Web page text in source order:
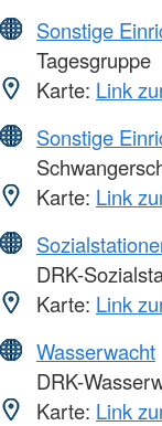
Sonstige
Tagesgruppe
Karte: Link
Sonstige
Karte: Link
DRK-
Karte: Link
Wasserwacht
DRK-
Karte: Link